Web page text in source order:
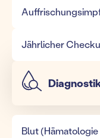
Jährlicher
Blut